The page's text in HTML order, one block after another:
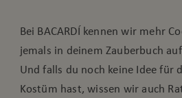
Bei BACARDÍ kennen wir mehr
jemals in deinem Zauberbuch
Und falls du noch keine Idee für
Kostüm hast, wissen wir auch